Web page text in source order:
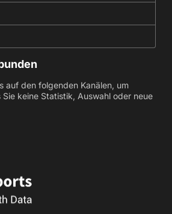
auf den folgenden Kanälen, um
keine Statistik, Auswahl oder neue